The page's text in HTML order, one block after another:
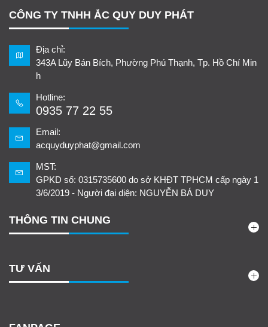
CÔNG TY TNHH ẮC QUY DUY PHÁT
Địa chỉ:
343A Lũy Bán Bích, Phường Phú Thạnh, Tp. Hồ Chí Min
h
Hotline:
0935 77 22 55
Email:
acquyduyphat@gmail.com
MST:
GPKD số: 0315735600 do sở KHĐT TPHCM cấp ngày 1
3/6/2019 - Người đại diện: NGUYỄN BÁ DUY
THÔNG TIN CHUNG
TƯ VẤN